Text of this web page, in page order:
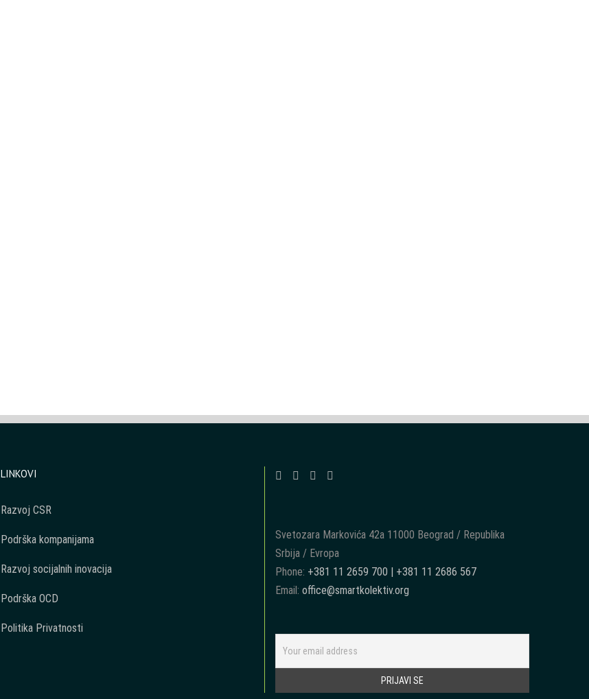
LINKOVI
Razvoj CSR
Podrška kompanijama
Razvoj socijalnih inovacija
Podrška OCD
Politika Privatnosti
Svetozara Markovića 42a 11000 Beograd / Republika
Srbija / Evropa
Phone: +381 11 2659 700 | +381 11 2686 567
Email: office@smartkolektiv.org